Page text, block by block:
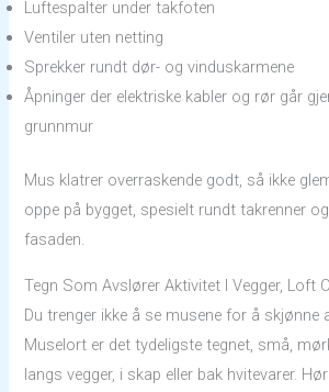
Luftespalter under takfoten
Ventiler uten netting
Sprekker rundt dør- og vinduskarmene
Åpninger der elektriske kabler og rør går
grunnmur
Mus klatrer overraskende godt, så ikke
oppe på bygget, spesielt rundt takrenner
fasaden.
Tegn Som Avslører Aktivitet I Vegger, Loft
Du trenger ikke å se musene for å skjønne
Muselort er det tydeligste tegnet, små,
langs vegger, i skap eller bak hvitevarer.